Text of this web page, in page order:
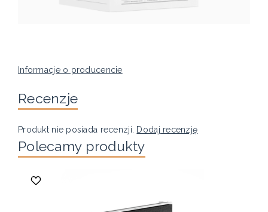
Informacje o producencie
Recenzje
Produkt nie posiada recenzji. Dodaj recenzję
Polecamy produkty